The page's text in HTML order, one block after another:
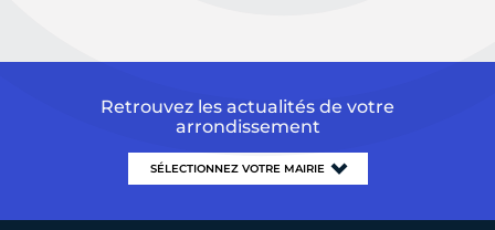
Retrouvez les actualités de votre
arrondissement